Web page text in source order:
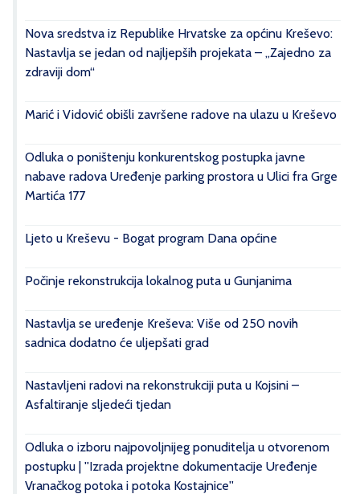
Nova sredstva iz Republike Hrvatske za općinu Kreševo:
Nastavlja se jedan od najljepših projekata – „Zajedno za
zdraviji dom“
Marić i Vidović obišli završene radove na ulazu u Kreševo
Odluka o poništenju konkurentskog postupka javne
nabave radova Uređenje parking prostora u Ulici fra Grge
Martića 177
Ljeto u Kreševu - Bogat program Dana općine
Počinje rekonstrukcija lokalnog puta u Gunjanima
Nastavlja se uređenje Kreševa: Više od 250 novih
sadnica dodatno će uljepšati grad
Nastavljeni radovi na rekonstrukciji puta u Kojsini –
Asfaltiranje sljedeći tjedan
Odluka o izboru najpovoljnijeg ponuditelja u otvorenom
postupku | ''Izrada projektne dokumentacije Uređenje
Vranačkog potoka i potoka Kostajnice''